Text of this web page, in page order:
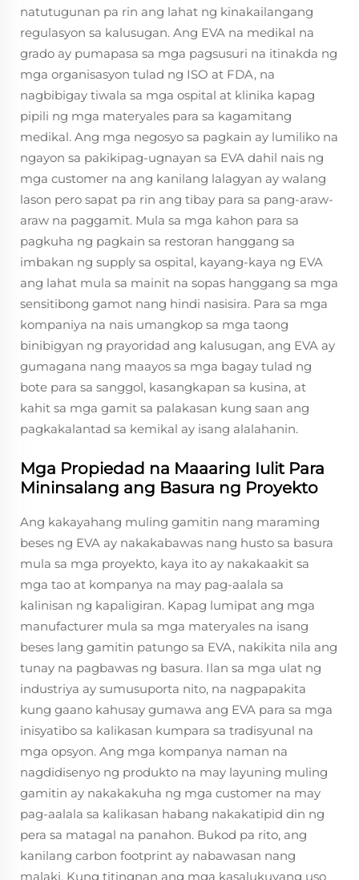
natutugunan pa rin ang lahat ng kinakailangang
regulasyon sa kalusugan. Ang EVA na medikal na
grado ay pumapasa sa mga pagsusuri na itinakda ng
mga organisasyon tulad ng ISO at FDA, na
nagbibigay tiwala sa mga ospital at klinika kapag
pipili ng mga materyales para sa kagamitang
medikal. Ang mga negosyo sa pagkain ay lumiliko na
ngayon sa pakikipag-ugnayan sa EVA dahil nais ng
mga customer na ang kanilang lalagyan ay walang
lason pero sapat pa rin ang tibay para sa pang-araw-
araw na paggamit. Mula sa mga kahon para sa
pagkuha ng pagkain sa restoran hanggang sa
imbakan ng supply sa ospital, kayang-kaya ng EVA
ang lahat mula sa mainit na sopas hanggang sa mga
sensitibong gamot nang hindi nasisira. Para sa mga
kompaniya na nais umangkop sa mga taong
binibigyan ng prayoridad ang kalusugan, ang EVA ay
gumagana nang maayos sa mga bagay tulad ng
bote para sa sanggol, kasangkapan sa kusina, at
kahit sa mga gamit sa palakasan kung saan ang
pagkakalantad sa kemikal ay isang alalahanin.
Mga Propiedad na Maaaring Iulit Para
Mininsalang ang Basura ng Proyekto
Ang kakayahang muling gamitin nang maraming
beses ng EVA ay nakakabawas nang husto sa basura
mula sa mga proyekto, kaya ito ay nakakaakit sa
mga tao at kompanya na may pag-aalala sa
kalinisan ng kapaligiran. Kapag lumipat ang mga
manufacturer mula sa mga materyales na isang
beses lang gamitin patungo sa EVA, nakikita nila ang
tunay na pagbawas ng basura. Ilan sa mga ulat ng
industriya ay sumusuporta nito, na nagpapakita
kung gaano kahusay gumawa ang EVA para sa mga
inisyatibo sa kalikasan kumpara sa tradisyunal na
mga opsyon. Ang mga kompanya naman na
nagdidisenyo ng produkto na may layuning muling
gamitin ay nakakakuha ng mga customer na may
pag-aalala sa kalikasan habang nakakatipid din ng
pera sa matagal na panahon. Bukod pa rito, ang
kanilang carbon footprint ay nabawasan nang
malaki. Kung titingnan ang mga kasalukuyang uso